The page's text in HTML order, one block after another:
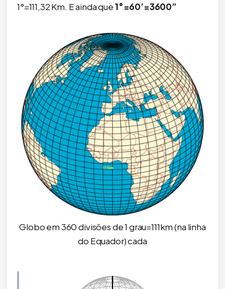
1°=111,32 Km. E ainda que1°=60’=3600”
Globo em 360 divisões de 1 grau=111km (na linha
do Equador) cada